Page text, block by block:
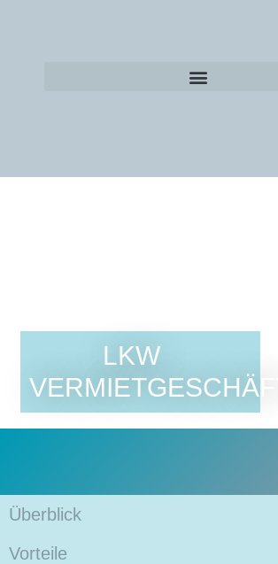
LKW
VERMIETGESCHÄFT
Überblick
Vorteile